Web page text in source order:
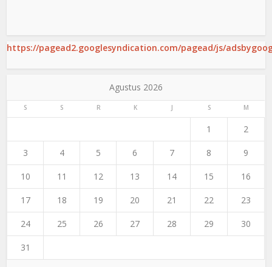
https://pagead2.googlesyndication.com/pagead/js/
Agustus 2026
S S R K J S M
1 2
3 4 5 6 7 8 9
10 11 12 13 14 15 16
17 18 19 20 21 22 23
24 25 26 27 28 29 30
31